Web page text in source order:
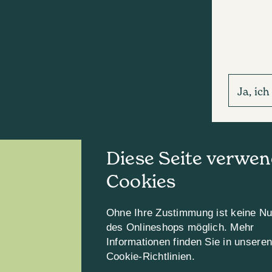
Ja,
Diese Seite
Cookies
Ohne Ihre Zustimmung ist keine
des Onlineshops möglich. Mehr
Informationen finden Sie in unseren
Cookie-Richtlinien.